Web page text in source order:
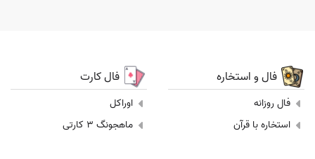
فال و استخاره
فال روزانه
استخاره با قرآن
فال کارت
اوراکل
ماهجونگ 3 کارتی